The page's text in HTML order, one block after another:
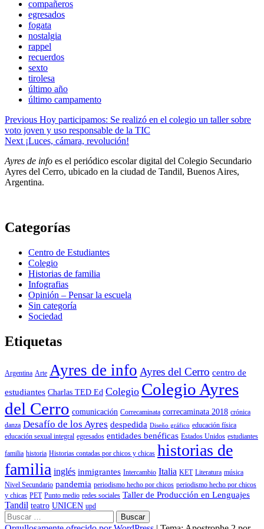
compañeros
egresados
fogata
nostalgia
rappel
recuerdos
sexto
tirolesa
último año
último campamento
Navegación
de
entradas
Previous Hoy participamos: Se realizó en el colegio un taller sobre
voto joven y uso responsable de la TIC
Next ¡Luces, cámara, revolución!
Ayres de info es el periódico escolar digital del Colegio Secundario
Ayres del Cerro, ubicado en la ciudad de Tandil, Buenos Aires,
Argentina.
Categorías
Centro de Estudiantes
Colegio
Historias de familia
Infografias
Opinión – Pensar la escuela
Sin categoría
Sociedad
Etiquetas
Argentina Arte Ayres de info Ayres del Cerro centro de
estudiantes Charlas TED Ed Colegio Colegio Ayres
del Cerro comunicación Correcaminata correcaminata 2018 crónica
danza Desafío de los Ayres despedida Diseño gráfico educación física
educación sexual integral egresados entidades benéficas Estados Unidos estudiantes
familia historia Historias contadas por chicos y chicas historias de
familia inglés inmigrantes Intercambio Italia KET Literatura música
Nivel Secundario pandemia periodismo hecho por chicos periodismo hecho por chicos
y chicas PET Punto medio redes sociales Taller de Producción en Lenguajes
Tandil teatro UNICEN upd
Buscar: